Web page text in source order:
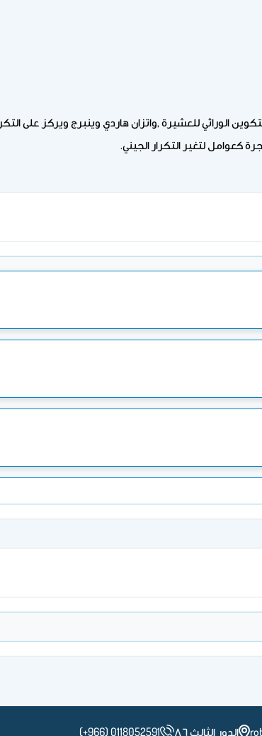
الوراثي للعشيرة ,واتزان هاردي وينبرج ويركز على
كعوامل لتغير التكرار الجيني.
الدور الثالث ٨٦ (+966) 0118052591